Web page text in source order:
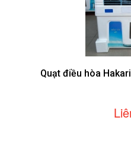
Quạt điều hòa